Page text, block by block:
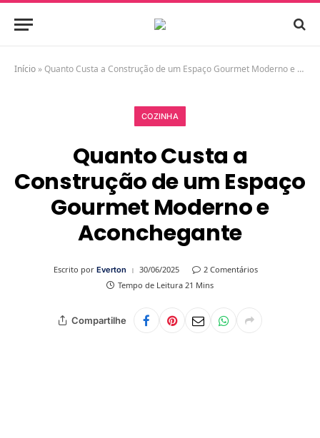
Início »Quanto Custa a Construção de um Espaço Gourmet Moderno e Aconchegante
COZINHA
Quanto Custa a
Construção de um Espaço
Gourmet Moderno e
Aconchegante
Escrito por Everton 30/06/2025
2 Comentários
Tempo de Leitura 21 Mins
Compartilhe